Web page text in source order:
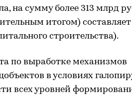
на сумму более 313 млрд
итогом) составляет
строительства).
по выработке механизмов
в условиях
всех уровней